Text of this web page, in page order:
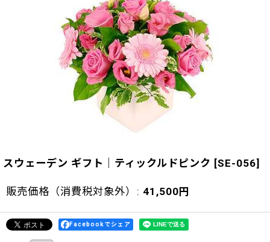
スウェーデン ギフト｜ティックルドピンク [SE-056]
販売価格（消費税対象外） : 41,500 円
Facebookでシェア